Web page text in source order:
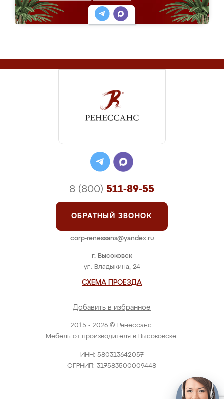
2015 - 2026 © Ренессанс.
Мебель от производителя в Высоковске.
ИНН: 580313642057
ОГРНИП: 317583500009448
г. Высоковск
ул. Владыкина, 24
СХЕМА ПРОЕЗДА
Добавить в избранное
8 (800) 511-89-55
ОБРАТНЫЙ ЗВОНОК
corp-renessans@yandex.ru